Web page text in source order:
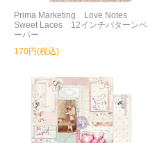
Prima Marketing Love Notes
Sweet Laces 12インチパターンペ
ーパー
170円(税込)